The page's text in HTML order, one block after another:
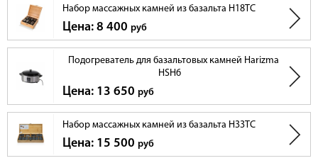
Набор массажных камней из базальта H18TC
Цена: 8 400 руб
Подогреватель для базальтовых камней Harizma
HSH6
Цена: 13 650 руб
Набор массажных камней из базальта H33TC
Цена: 15 500 руб